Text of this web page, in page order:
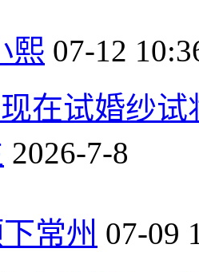
熙 07-12
在试婚纱
2026-7-8
常州 07-09